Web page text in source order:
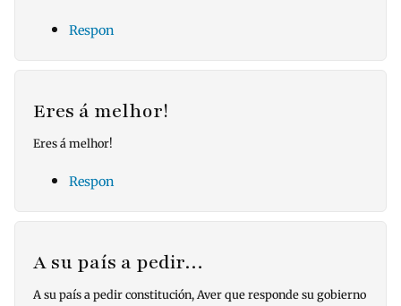
Respon
Eres á melhor!
Eres á melhor!
Respon
A su país a pedir…
A su país a pedir constitución, Aver que responde su gobierno